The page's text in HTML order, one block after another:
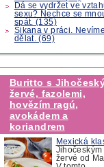
Dá se vydržet ve
sexu? Nechce se
spát. (135)
Šikana v práci.
dělat. (69)
Buritto s
žervé, fazolemi,
hovězím ragú,
avokádem a
koriandrem
Mexická
Jihočeským
žervé od